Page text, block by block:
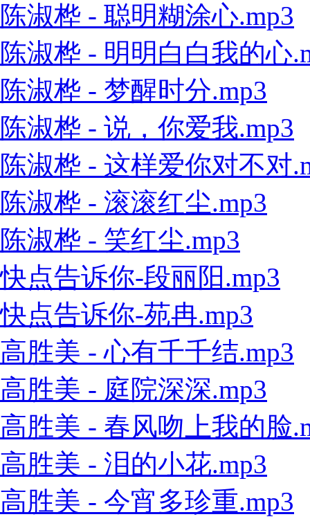
陈淑桦 - 聪明糊涂心.mp3
陈淑桦 - 明明白白我的心
陈淑桦 - 梦醒时分.mp3
陈淑桦 - 说，你爱我.mp3
陈淑桦 - 这样爱你对不对
陈淑桦 - 滚滚红尘.mp3
陈淑桦 - 笑红尘.mp3
快点告诉你-段丽阳.mp3
快点告诉你-苑冉.mp3
高胜美 - 心有千千结.mp3
高胜美 - 庭院深深.mp3
高胜美 - 春风吻上我的脸
高胜美 - 泪的小花.mp3
高胜美 - 今宵多珍重.mp3